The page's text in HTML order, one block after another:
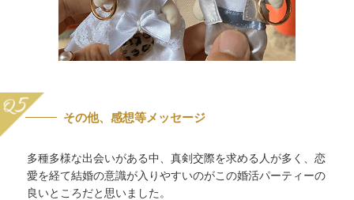
その他、感想等メッセージ
多種多様な出会いがある中、真剣交際を求める人が多く、恋
愛を経て結婚の意識が入りやすいのがこの婚活パーティーの
良いところだと思いました。